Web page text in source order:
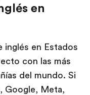
en
inglés en Estados
con las más
del mundo. Si
Google, Meta,